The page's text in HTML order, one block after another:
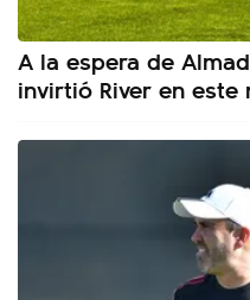
A la espera de
invirtió River en